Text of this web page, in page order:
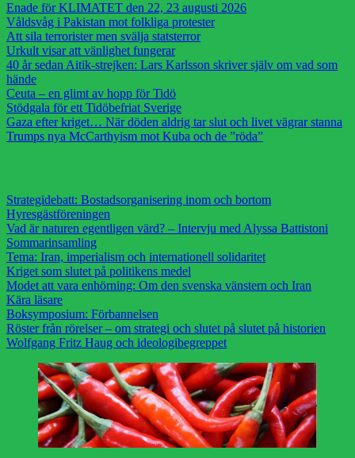
Enade för KLIMATET den 22, 23 augusti 2026
Våldsvåg i Pakistan mot folkliga protester
Att sila terrorister men svälja statsterror
Urkult visar att vänlighet fungerar
40 år sedan Aitik-strejken: Lars Karlsson skriver själv om vad som
hände
Ceuta – en glimt av hopp för Tidö
Stödgala för ett Tidöbefriat Sverige
Gaza efter kriget… När döden aldrig tar slut och livet vägrar stanna
Trumps nya McCarthyism mot Kuba och de ”röda”
Strategidebatt: Bostadsorganisering inom och bortom
Hyresgästföreningen
Vad är naturen egentligen värd? – Intervju med Alyssa Battistoni
Sommarinsamling
Tema: Iran, imperialism och internationell solidaritet
Kriget som slutet på politikens medel
Modet att vara enhörning: Om den svenska vänstern och Iran
Kära läsare
Boksymposium: Förbannelsen
Röster från rörelser – om strategi och slutet på slutet på historien
Wolfgang Fritz Haug och ideologibegreppet